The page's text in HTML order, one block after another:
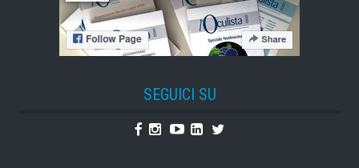
SEGUICI SU
Facebook
Instagram
YoutubeLinkedin
Twitter